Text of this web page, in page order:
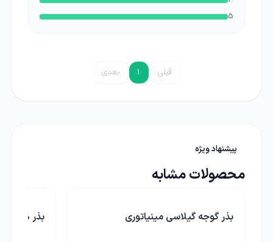
5
قبلی 1 بعدی
پیشنهاد ویژه
محصولات مشابه
بذر گوجه گیلاسی مینیاتوری بذر